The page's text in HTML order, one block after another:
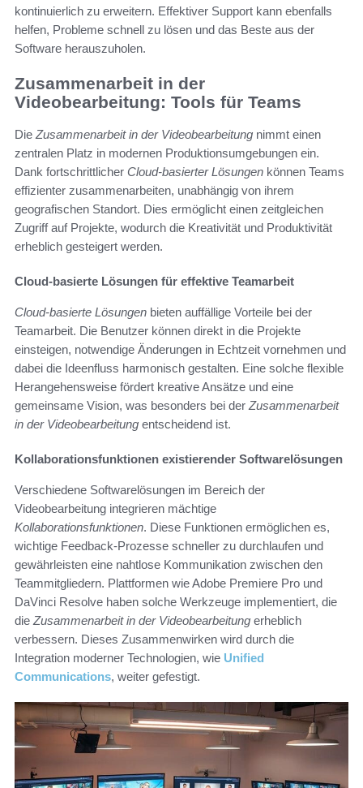
kontinuierlich zu erweitern. Effektiver Support kann ebenfalls
helfen, Probleme schnell zu lösen und das Beste aus der
Software herauszuholen.
Zusammenarbeit in der
Videobearbeitung: Tools für Teams
Die Zusammenarbeit in der Videobearbeitung nimmt einen
zentralen Platz in modernen Produktionsumgebungen ein.
Dank fortschrittlicher Cloud-basierter Lösungen können Teams
effizienter zusammenarbeiten, unabhängig von ihrem
geografischen Standort. Dies ermöglicht einen zeitgleichen
Zugriff auf Projekte, wodurch die Kreativität und Produktivität
erheblich gesteigert werden.
Cloud-basierte Lösungen für effektive Teamarbeit
Cloud-basierte Lösungen bieten auffällige Vorteile bei der
Teamarbeit. Die Benutzer können direkt in die Projekte
einsteigen, notwendige Änderungen in Echtzeit vornehmen und
dabei die Ideenfluss harmonisch gestalten. Eine solche flexible
Herangehensweise fördert kreative Ansätze und eine
gemeinsame Vision, was besonders bei der Zusammenarbeit
in der Videobearbeitung entscheidend ist.
Kollaborationsfunktionen existierender Softwarelösungen
Verschiedene Softwarelösungen im Bereich der
Videobearbeitung integrieren mächtige
Kollaborationsfunktionen. Diese Funktionen ermöglichen es,
wichtige Feedback-Prozesse schneller zu durchlaufen und
gewährleisten eine nahtlose Kommunikation zwischen den
Teammitgliedern. Plattformen wie Adobe Premiere Pro und
DaVinci Resolve haben solche Werkzeuge implementiert, die
die Zusammenarbeit in der Videobearbeitung erheblich
verbessern. Dieses Zusammenwirken wird durch die
Integration moderner Technologien, wie Unified
Communications, weiter gefestigt.